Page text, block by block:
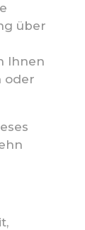
über
Ihnen
oder